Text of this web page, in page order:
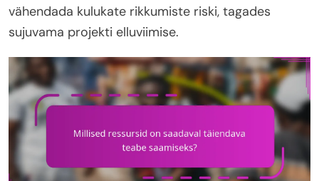
vähendada kulukate rikkumiste riski, tagades
sujuvama projekti elluviimise.